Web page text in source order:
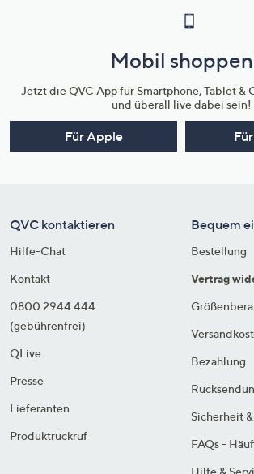
Mobil shoppen
Jetzt die QVC App für Smartphone, Tablet &
und überall live dabei sein!
Für Apple
QVC kontaktieren
Hilfe-Chat
Kontakt
0800 2944 444
(gebührenfrei)
QLive
Presse
Lieferanten
Produktrückruf
Bequem
Bestellung
Vertrag
Bezahlung
Sicherheit
FAQs -
Hilfe &